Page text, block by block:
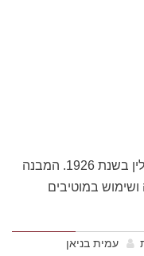
בית עווד נבנה על ידי האדריכל יוסף ברלין בשנת 1926. המבנה
במוטיבים
עמית בניאן